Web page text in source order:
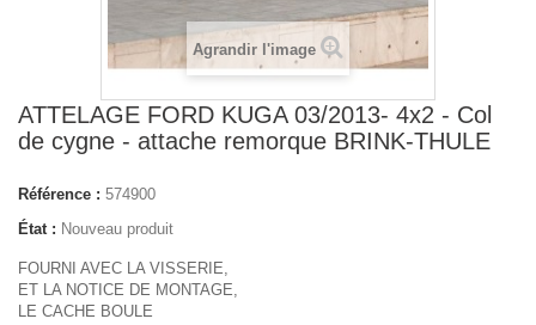
Agrandir l'image
ATTELAGE FORD KUGA 03/2013- 4x2 - Col
de cygne - attache remorque BRINK-THULE
Référence : 574900
État : Nouveau produit
FOURNI AVEC LA VISSERIE,
ET LA NOTICE DE MONTAGE,
LE CACHE BOULE